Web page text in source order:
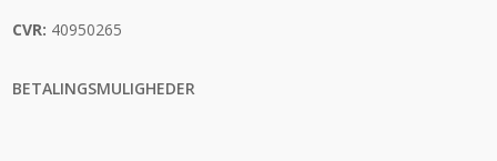
CVR: 40950265
BETALINGSMULIGHEDER